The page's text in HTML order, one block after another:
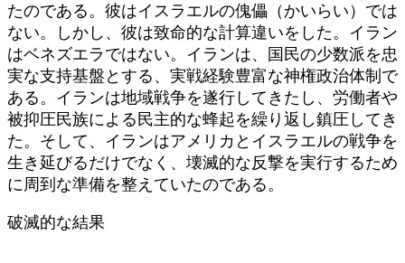
たのである。彼はイスラエルの傀儡（かいらい）では
ない。しかし、彼は致命的な計算違いをした。イラン
はベネズエラではない。イランは、国民の少数派を忠
実な支持基盤とする、実戦経験豊富な神権政治体制で
ある。イランは地域戦争を遂行してきたし、労働者や
被抑圧民族による民主的な蜂起を繰り返し鎮圧してき
た。そして、イランはアメリカとイスラエルの戦争を
生き延びるだけでなく、壊滅的な反撃を実行するため
に周到な準備を整えていたのである。
破滅的な結果